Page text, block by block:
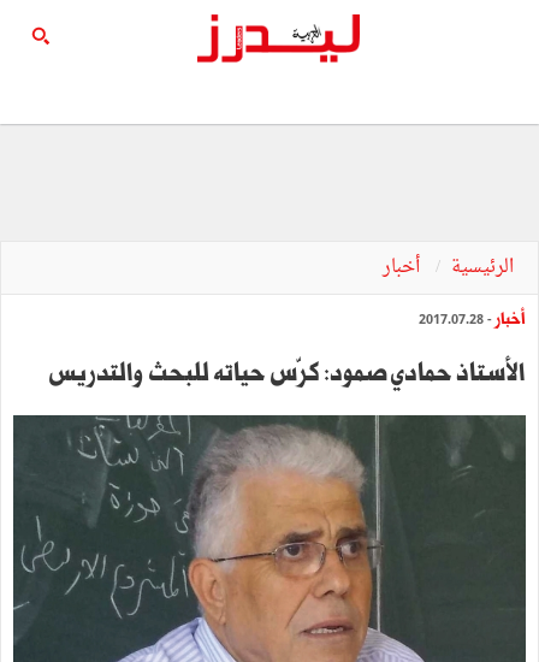
الرئيسية أخبار
أخبار - 2017.07.28
الأستاذ حمادي صمود: كرّس حياته للبحث والتدريس